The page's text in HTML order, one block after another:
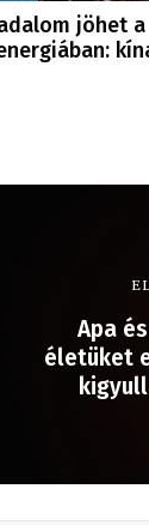
jöhet a
Apa
életüket